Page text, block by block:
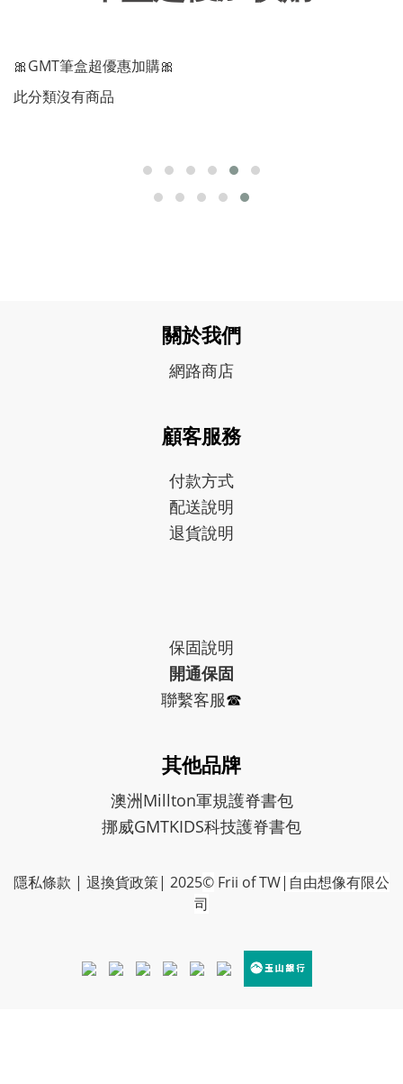
🎀GMT筆盒超優惠加購🎀
此分類沒有商品
關於我們
網路商店
顧客服務
付款方式
配送說明
退貨說明
保固說明
開通保固
聯繫客服☎︎
其他品牌
澳洲Millton軍規護脊書包
挪威GMTKIDS科技護脊書包
隱私條款 | 退換貨政策| 2025© Frii of TW|自由想像有限公
司